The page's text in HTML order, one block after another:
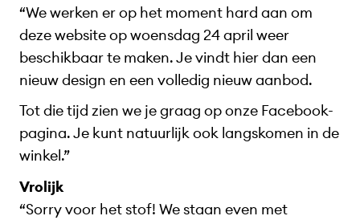
“We werken er op het moment hard aan om
deze website op woensdag 24 april weer
beschikbaar te maken. Je vindt hier dan een
nieuw design en een volledig nieuw aanbod.
Tot die tijd zien we je graag op onze Facebook-
pagina. Je kunt natuurlijk ook langskomen in de
winkel.”
Vrolijk
“Sorry voor het stof! We staan even met